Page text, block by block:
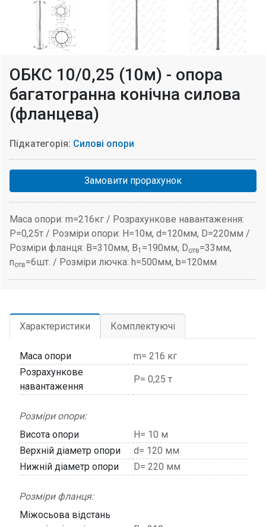
ОБКС 10/0,25 (10м) - опора
багатогранна конічна силова
(фланцева)
Підкатегорія: Силові опори
Замовити прорахунок
Маса опори: m=216кг / Розрахункове навантаження:
P=0,25т / Розміри опори: H=10м, d=120мм, D=220мм /
Розміри фланця: B=310мм, B1 =190мм, Dотв=33мм,
nотв=6шт. / Розміри лючка: h=500мм, b=120мм
Характеристики Комплектуючі
Маса опори
m= 216 кг
Розрахункове
навантаження
P= 0,25 т
Розміри опори:
Висота опори
H= 10 м
Верхній діаметр опори
d= 120 мм
Нижній діаметр опори
D= 220 мм
Розміри фланця:
Міжосьова відстань